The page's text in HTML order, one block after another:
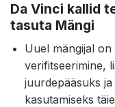
Da Vinci kallid
tasuta Mängi
Uuel mängijal
verifitseerimine,
juurdepääsuks ja
kasutamiseks